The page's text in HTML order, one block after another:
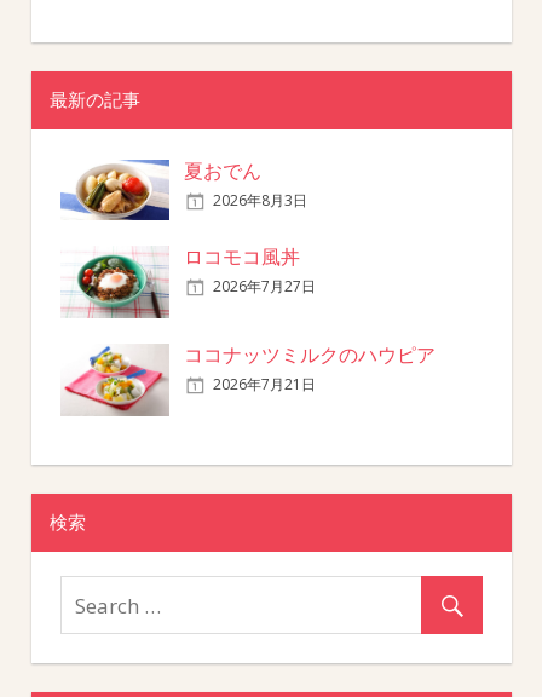
最新の記事
夏おでん
2026年8月3日
ロコモコ風丼
2026年7月27日
ココナッツミルクのハウピア
2026年7月21日
検索